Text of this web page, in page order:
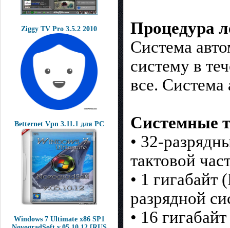
Ziggy TV Pro 3.5.2 2010
Betternet Vpn 3.11.1 для PC
Windows 7 Ultimate x86 SP1
Процедура
Система
систему в
все. Система
Системные
• 32-
тактовой
• 1
разрядной
• 16